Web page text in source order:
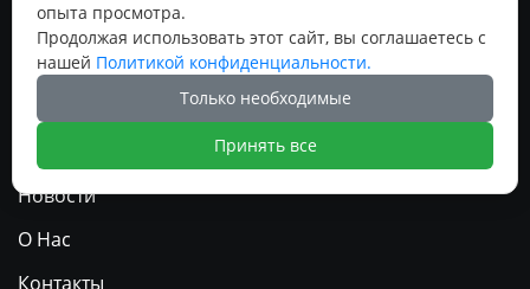
Быстрые ссылки
Новости
О Нас
Контакты
опыта просмотра.
Продолжая использовать этот сайт, вы соглашаетесь с
нашей Политикой конфиденциальности.
Только необходимые
Принять все